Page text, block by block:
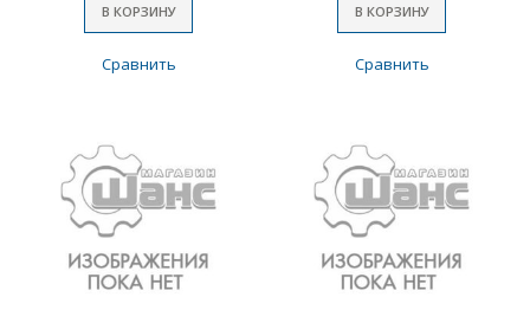
В КОРЗИНУ
Сравнить
В КОРЗИНУ
Сравнить